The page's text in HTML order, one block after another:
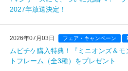
2027年放送決定！
2026年07月03日 フェア・キャンペーン
ムビチケ購入特典！『ミニオンズ＆
トフレーム（全3種）をプレゼント